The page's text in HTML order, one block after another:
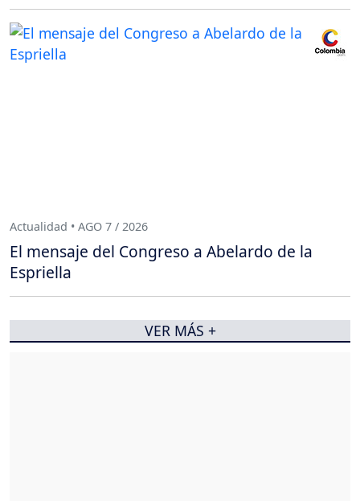
Actualidad • AGO 7 / 2026
El mensaje del Congreso a Abelardo de la
Espriella
VER MÁS +